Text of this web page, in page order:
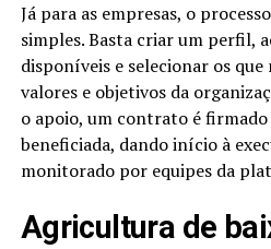
Já para as empresas, o
simples. Basta criar um perfil,
disponíveis e selecionar os que
valores e objetivos da
o apoio, um contrato é
beneficiada, dando início à
monitorado por equipes da
Agricultura de